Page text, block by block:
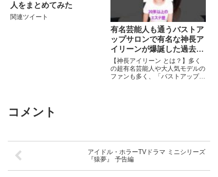
人をまとめてみた
関連ツイート
有名芸能人も通うバストア
ップサロンで有名な神長ア
イリーンが爆誕した過去と
は？【アイリーン式育乳メ
ソッド】 #Shorts
【神長アイリーン とは？】多く
の超有名芸能人や大人気モデルの
ファンも多く、「バストアップの
コメント
アイドル・ホラーTVドラマ ミニシリーズ
『猿夢』 予告編